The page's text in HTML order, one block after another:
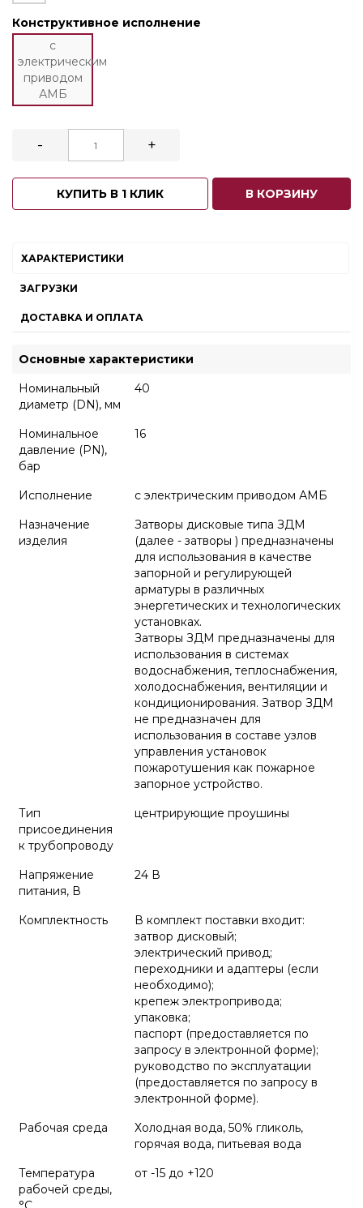
Конструктивное исполнение
с
электрическим
приводом
АМБ
- +
КУПИТЬ В 1 КЛИК В КОРЗИНУ
ХАРАКТЕРИСТИКИ
ЗАГРУЗКИ
ДОСТАВКА И ОПЛАТА
Основные характеристики
Номинальный
диаметр (DN), мм
40
Номинальное
давление (PN),
бар
16
Исполнение
с электрическим приводом АМБ
Назначение
изделия
Затворы дисковые типа ЗДМ
(далее - затворы ) предназначены
для использования в качестве
запорной и регулирующей
арматуры в различных
энергетических и технологических
установках.
Затворы ЗДМ предназначены для
использования в системах
водоснабжения, теплоснабжения,
холодоснабжения, вентиляции и
кондиционирования. Затвор ЗДМ
не предназначен для
использования в составе узлов
управления установок
пожаротушения как пожарное
запорное устройство.
Тип
присоединения
к трубопроводу
центрирующие проушины
Напряжение
питания, В
24 В
Комплектность
В комплект поставки входит:
затвор дисковый;
электрический привод;
переходники и адаптеры (если
необходимо);
крепеж электропривода;
упаковка;
паспорт (предоставляется по
запросу в электронной форме);
руководство по эксплуатации
(предоставляется по запросу в
электронной форме).
Рабочая среда
Холодная вода, 50% гликоль,
горячая вода, питьевая вода
Температура
рабочей среды,
от -15 до +120